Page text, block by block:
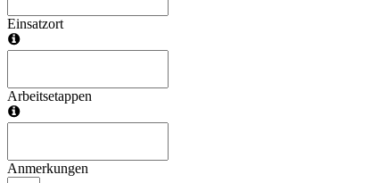
Einsatzort
Arbeitsetappen
Anmerkungen